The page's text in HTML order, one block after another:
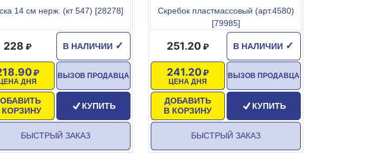
14 см нерж. (кт 547) [28278]
В НАЛИЧИИ ✓
228
ЦЕНА ДНЯ
КОРЗИНУ
ВЫЗОВ ПРОДАВЦА
КУПИТЬ
БЫСТРЫЙ ЗАКАЗ
Скребок пластмассовый (арт.4580)
[79985]
В НАЛИЧИИ ✓
251.20
ЦЕНА ДНЯ
241.20
ДОБАВИТЬ
В КОРЗИНУ
ВЫЗОВ ПРОДАВЦА
КУПИТЬ
БЫСТРЫЙ ЗАКАЗ